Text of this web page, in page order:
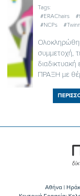
Tags:
#ERAChairs
#NCPs
συμμετοχή,
ΠΡΑΞΗ με
Αθήνα |